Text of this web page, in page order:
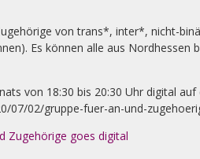
von trans*, inter*, nicht-
Es können alle aus Nordhessen
von 18:30 bis 20:30 Uhr digital
07/02/gruppe-fuer-an-und-
Zugehörige goes digital